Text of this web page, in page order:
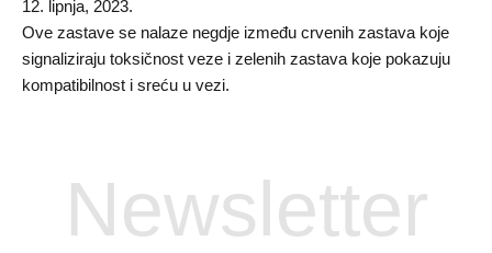
12. lipnja, 2023.
Ove zastave se nalaze negdje između crvenih zastava koje
signaliziraju toksičnost veze i zelenih zastava koje pokazuju
kompatibilnost i sreću u vezi.
Newsletter